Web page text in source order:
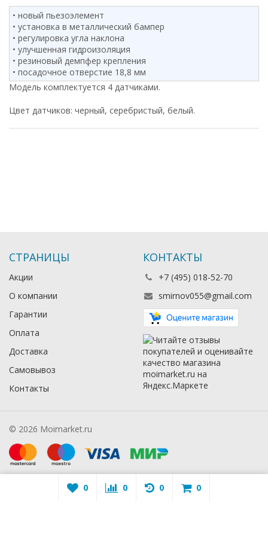
• новый пьезоэлемент
• установка в металлический бампер
• регулировка угла наклона
• улучшенная гидроизоляция
• резиновый демпфер крепления
• посадочное отверстие 18,8 мм
Модель комплектуется 4 датчиками.
Цвет датчиков: черный, серебристый, белый.
СТРАНИЦЫ
Акции
О компании
Гарантии
Оплата
Доставка
Самовывоз
Контакты
КОНТАКТЫ
+7 (495) 018-52-70
smirnov055@gmail.com
© 2026 Moimarket.ru
0 0 0 0